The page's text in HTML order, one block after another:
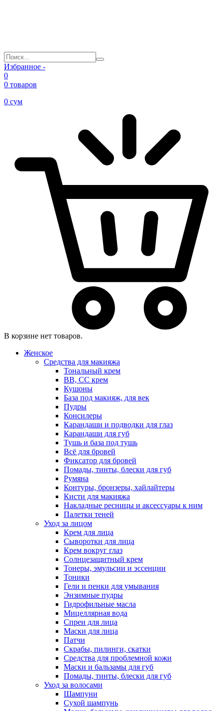
Избранное -
0
0 товаров
0 сум
В корзине нет товаров.
Женское
Средства для макияжа
Тональный крем
BB, CC крем
Кушоны
База под макияж, для век
Пудры
Консилеры
Карандаши и подводки для глаз
Карандаши для губ
Тушь и база под тушь
Всё для бровей
Фиксатор для бровей
Помады, тинты, блески для губ
Румяна
Контуры, бронзеры, хайлайтеры
Кисти для макияжа
Накладные ресницы и аксессуары к ним
Палетки теней
Уход за лицом
Крем для лица
Сыворотки для лица
Крем вокруг глаз
Солнцезащитный крем
Тонеры, эмульсии и эссенции
Тоники
Гели и пенки для умывания
Энзимные пудры
Гидрофильные масла
Мицеллярная вода
Спреи для лица
Маски для лица
Патчи
Скрабы, пилинги, скатки
Средства для проблемной кожи
Маски и бальзамы для губ
Помады, тинты, блески для губ
Уход за волосами
Шампуни
Сухой шампунь